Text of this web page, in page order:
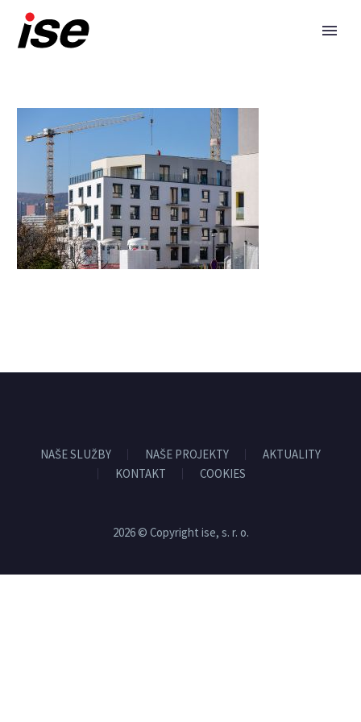
NAŠE SLUŽBY NAŠE PROJEKTY
AKTUALITY
KONTAKT
COOKIES
2026 © Copyright ise, s. r. o.